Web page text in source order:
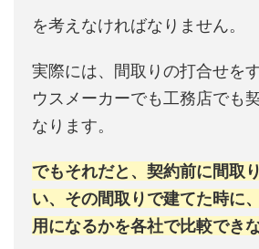
を考えなければなりません。
実際には、間取りの打合せを
ウスメーカーでも工務店でも
なります。
でもそれだと、契約前に間取
い、その間取りで建てた時に
用になるかを各社で比較できな